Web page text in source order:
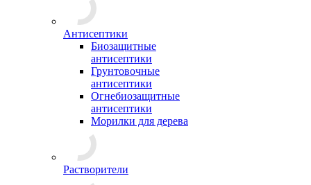
Антисептики
Биозащитные
антисептики
Грунтовочные
антисептики
Огнебиозащитные
антисептики
Морилки для дерева
Растворители